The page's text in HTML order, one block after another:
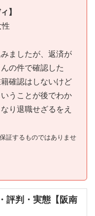
】
性
ましたが、返済が
の件で確認した
確認はしないけど
うことが後でわか
り退職せざるをえ
証するものではありませ
評判・実態【阪南